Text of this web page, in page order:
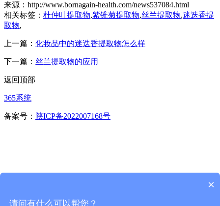
来源：http://www.bornagain-health.com/news537084.html
相关标签： 杜仲叶提取物,紫锥菊提取物,丝兰提取物,迷迭香提
取物,
上一篇： 化妆品中的迷迭香提取物怎么样
下一篇： 丝兰提取物的应用
返回顶部
365系统
备案号： 陕ICP备2022007168号
×
请问有什么可以帮您？